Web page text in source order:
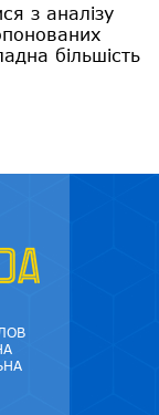
з аналізу
більшість